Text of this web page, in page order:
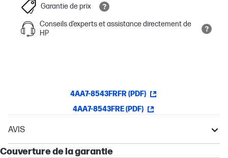
Garantie de prix
Conseils d’experts et assistance directement de
HP
4AA7-8543FRFR (PDF)
4AA7-8543FRE (PDF)
Garantie
Couverture de la garantie
AVIS
EliteBook